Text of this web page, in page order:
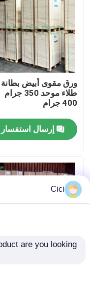
منزل
المنتجات
حول بنا
جولة في المعمل
ضبط الجودة
اتصل بنا
أخبار
ورق مقوى أبيض بطانة
طلاء موحد 350 جرام
400 جرام
إرسال استفسار
Cici
are you looking